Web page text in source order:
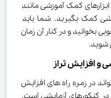
از انواع ابزارهای کمک آموزشی مانند
آموزشی کمک بگیرید. شما باید
بخوانید و در کنار آن زمان
و افزایش تراز
یکی دیگر از روش‌هایی که می‌تواند در زمره راه ‌های افزایش